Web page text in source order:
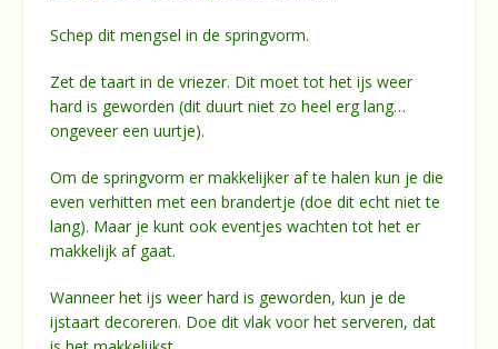
Schep dit mengsel in de springvorm.
Zet de taart in de vriezer. Dit moet tot het ijs weer
hard is geworden (dit duurt niet zo heel erg lang…
ongeveer een uurtje).
Om de springvorm er makkelijker af te halen kun je die
even verhitten met een brandertje (doe dit echt niet te
lang). Maar je kunt ook eventjes wachten tot het er
makkelijk af gaat.
Wanneer het ijs weer hard is geworden, kun je de
ijstaart decoreren. Doe dit vlak voor het serveren, dat